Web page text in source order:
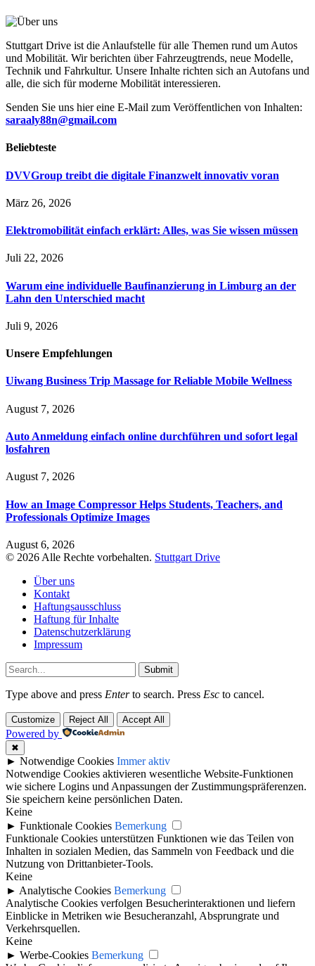
Stuttgart Drive ist die Anlaufstelle für alle Themen rund um Autos
und Mobilität. Wir berichten über Fahrzeugtrends, neue Modelle,
Technik und Fahrkultur. Unsere Inhalte richten sich an Autofans und
alle, die sich für moderne Mobilität interessieren.
Senden Sie uns hier eine E-Mail zum Veröffentlichen von Inhalten:
saraaly88n@gmail.com
Beliebteste
DVVGroup treibt die digitale Finanzwelt innovativ voran
März 26, 2026
Elektromobilität einfach erklärt: Alles, was Sie wissen müssen
Juli 22, 2026
Warum eine individuelle Baufinanzierung in Limburg an der
Lahn den Unterschied macht
Juli 9, 2026
Unsere Empfehlungen
Uiwang Business Trip Massage for Reliable Mobile Wellness
August 7, 2026
Auto Anmeldung einfach online durchführen und sofort legal
losfahren
August 7, 2026
How an Image Compressor Helps Students, Teachers, and
Professionals Optimize Images
August 6, 2026
© 2026 Alle Rechte vorbehalten. Stuttgart Drive
Über uns
Kontakt
Haftungsausschluss
Haftung für Inhalte
Datenschutzerklärung
Impressum
Submit
Type above and press Enterto search. Press Esc to cancel.
Customize Reject All Accept All
Powered by
✖
► Notwendige Cookies Immer aktiv
Notwendige Cookies aktivieren wesentliche Website-Funktionen
wie sichere Logins und Anpassungen der Zustimmungspräferenzen.
Sie speichern keine persönlichen Daten.
Keine
► Funktionale Cookies Bemerkung
Funktionale Cookies unterstützen Funktionen wie das Teilen von
Inhalten in sozialen Medien, das Sammeln von Feedback und die
Nutzung von Drittanbieter-Tools.
Keine
► Analytische Cookies Bemerkung
Analytische Cookies verfolgen Besucherinteraktionen und liefern
Einblicke in Metriken wie Besucheranzahl, Absprungrate und
Verkehrsquellen.
Keine
► Werbe-Cookies Bemerkung